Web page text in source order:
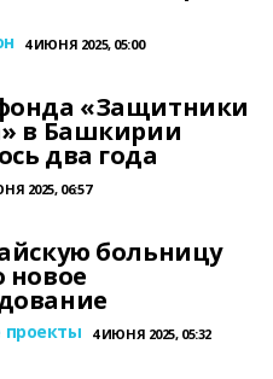
4 ИЮНЯ 2025, 05:00
«Защитники
в Башкирии
два года
2025, 06:57
больницу
новое
проекты 4 ИЮНЯ 2025, 05:32